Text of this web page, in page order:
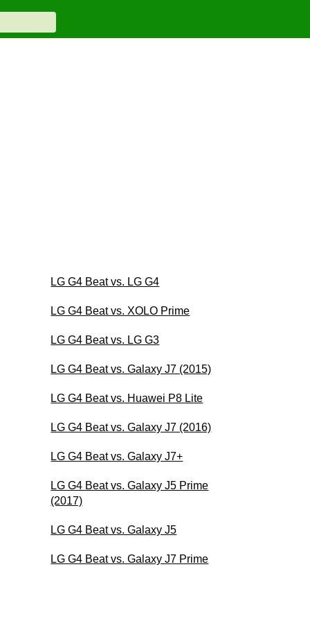
LG G4 Beat vs. LG G4
LG G4 Beat vs. XOLO Prime
LG G4 Beat vs. LG G3
LG G4 Beat vs. Galaxy J7 (2015)
LG G4 Beat vs. Huawei P8 Lite
LG G4 Beat vs. Galaxy J7 (2016)
LG G4 Beat vs. Galaxy J7+
LG G4 Beat vs. Galaxy J5 Prime
(2017)
LG G4 Beat vs. Galaxy J5
LG G4 Beat vs. Galaxy J7 Prime